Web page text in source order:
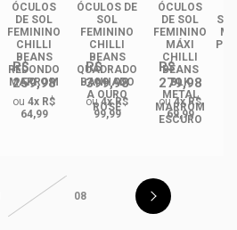
ÓCULOS
DE SOL
FEMININO
CHILLI
BEANS
REDONDO
MARROM
R$
259,98
ou 4x R$
64,99
ÓCULOS DE
SOL
FEMININO
CHILLI
BEANS
QUADRADO
BANHADO
A OURO
ROSÉ
R$
399,98
ou4x R$
99,99
ÓCULOS
DE SOL
FEMININO
MÁXI
CHILLI
BEANS
BLK
METAL
MARROM
ESCURO
R$
279,98
ou4x R$
69,99
08